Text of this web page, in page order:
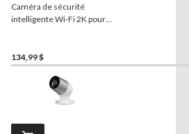
Caméra de sécurité
intelligente Wi-Fi 2K pour
134,99 $